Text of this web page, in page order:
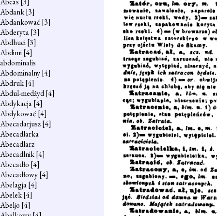
Abdank[3]
Abdankować [3]
Abderyta[3]
Abdhuci[3]
Abdimi[4]
abdominalis
Abdominalny[4]
Abdruk[4]
Abdul-medżyd[4]
Abdykacja[4]
Abdykować [4]
Abecadarjusz[4]
Abecadlarka
Abecadlarz
Abecadlnik[4]
Abecadło [4]
Abecadłowy[4]
Abelagja[4]
Abelek[4]
Abeljo [4]